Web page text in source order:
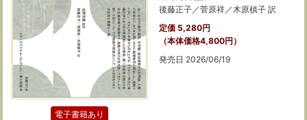
電子書籍あり
後藤正子／菅原祥／木原槙子 訳
定価 5,280円
（本体価格4,800円）
発売日 2026/06/19